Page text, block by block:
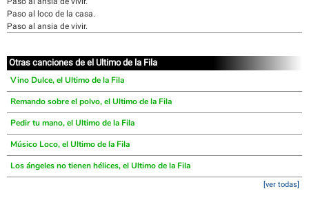
Paso al loco de la casa.
Paso al ansia de vivir.
Otras canciones de el Ultimo de la Fila
Vino Dulce, el Ultimo de la Fila
Remando sobre el polvo, el Ultimo de la Fila
Pedir tu mano, el Ultimo de la Fila
Músico Loco, el Ultimo de la Fila
Los ángeles no tienen hélices, el Ultimo de la Fila
[ver todas]